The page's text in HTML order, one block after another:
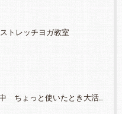
トレッチヨガ教室
ミシンレンタル中 ちょっと使いたとき大活躍